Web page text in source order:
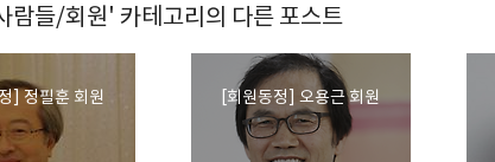
람들/회원' 카테고리의 다른 포스트
] 정필훈 회원 [회원동정] 오용근 회원